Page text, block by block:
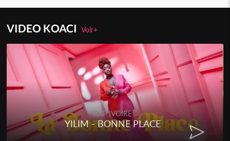
VIDEO KOACIVoir+
RAP IVOIRE
YILIM - BONNE PLACE